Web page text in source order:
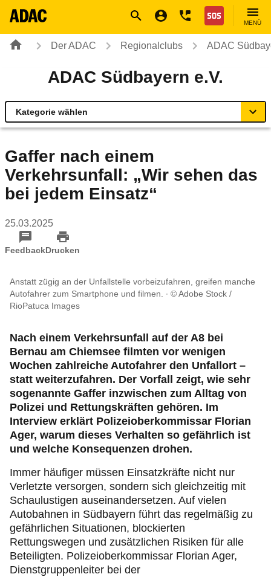
Nothilfe
MENÜ
Der ADAC Regionalclubs ADAC
ADAC Südbayern e.V.
Kategorie wählen
Geschäftsstellen & Reisebüros
Sicherheit
Motorsport & Ortsclubs
Ihr ADAC Südbayern e.V.
Gaffer nach einem
Verkehrsunfall: „Wir sehen das
bei jedem Einsatz“
25.03.2025
FeedbackDrucken
Anstatt zügig an der Unfallstelle vorbeizufahren, greifen manche
Autofahrer zum Smartphone und filmen.
© Adobe Stock /
RioPatuca Images
Nach einem Verkehrsunfall auf der A8 bei
Bernau am Chiemsee filmten vor wenigen
Wochen zahlreiche Autofahrer den Unfallort –
statt weiterzufahren. Der Vorfall zeigt, wie sehr
sogenannte Gaffer inzwischen zum Alltag von
Polizei und Rettungskräften gehören. Im
Interview erklärt Polizeioberkommissar Florian
Ager, warum dieses Verhalten so gefährlich ist
und welche Konsequenzen drohen.
Immer häufiger müssen Einsatzkräfte nicht nur
Verletzte versorgen, sondern sich gleichzeitig mit
Schaulustigen auseinandersetzen. Auf vielen
Autobahnen in Südbayern führt das regelmäßig zu
gefährlichen Situationen, blockierten
Rettungswegen und zusätzlichen Risiken für alle
Beteiligten. Polizeioberkommissar Florian Ager,
Dienstgruppenleiter bei der